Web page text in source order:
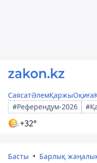
СаясатӘлемҚаржыОқиға
#Референдум-2026
+32°
Басты
Барлық